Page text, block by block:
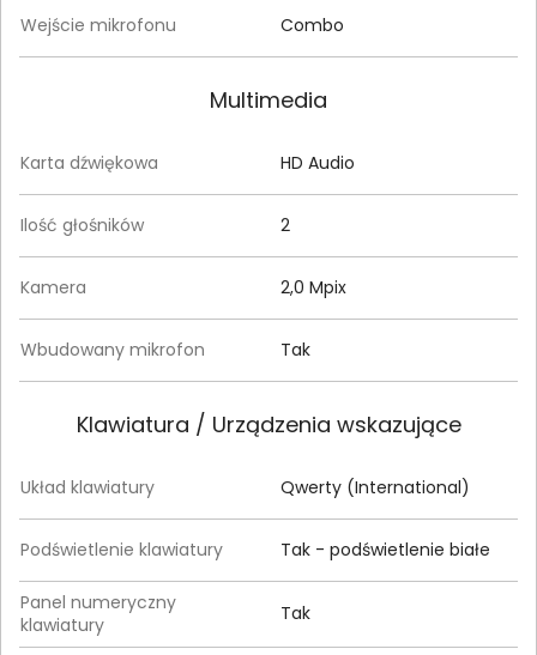
Wejście mikrofonu Combo
Multimedia
Karta dźwiękowa HD Audio
Ilość głośników 2
Kamera 2,0 Mpix
Wbudowany mikrofon Tak
Klawiatura / Urządzenia wskazujące
Układ klawiatury Qwerty (International)
Podświetlenie klawiatury Tak - podświetlenie białe
Panel numeryczny
klawiatury
Tak